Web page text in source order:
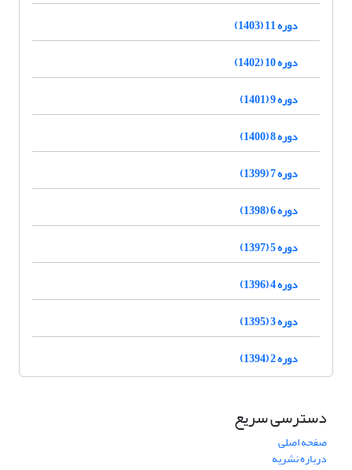
دوره 11 (1403)
دوره 10 (1402)
دوره 9 (1401)
دوره 8 (1400)
دوره 7 (1399)
دوره 6 (1398)
دوره 5 (1397)
دوره 4 (1396)
دوره 3 (1395)
دوره 2 (1394)
دسترسی سریع
صفحه اصلی
درباره نشریه